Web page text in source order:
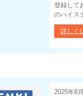
登録して
のハイス
詳しく
2025年8